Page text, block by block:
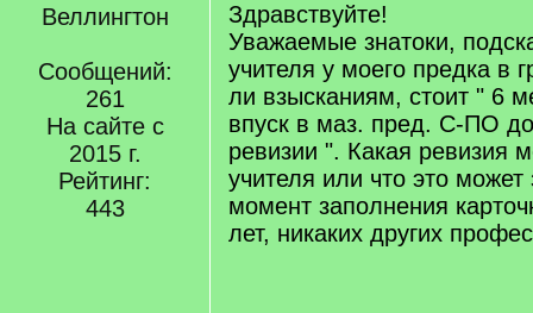
Веллингтон
Сообщений:
261
На сайте с
2015 г.
Рейтинг:
443
Здравствуйте!
Уважаемые знатоки,
учителя у моего предка в
ли взысканиям, стоит " 6
впуск в маз. пред. С-ПО
ревизии ". Какая ревизия
учителя или что это может
момент заполнения
лет, никаких других